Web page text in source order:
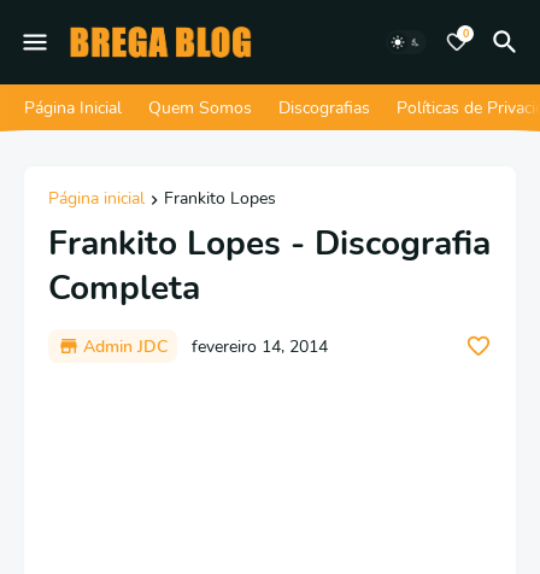
0
Página Inicial Quem Somos Discografias Políticas de
Página inicial Frankito Lopes
Frankito Lopes - Discografia
Completa
Admin JDC fevereiro 14, 2014